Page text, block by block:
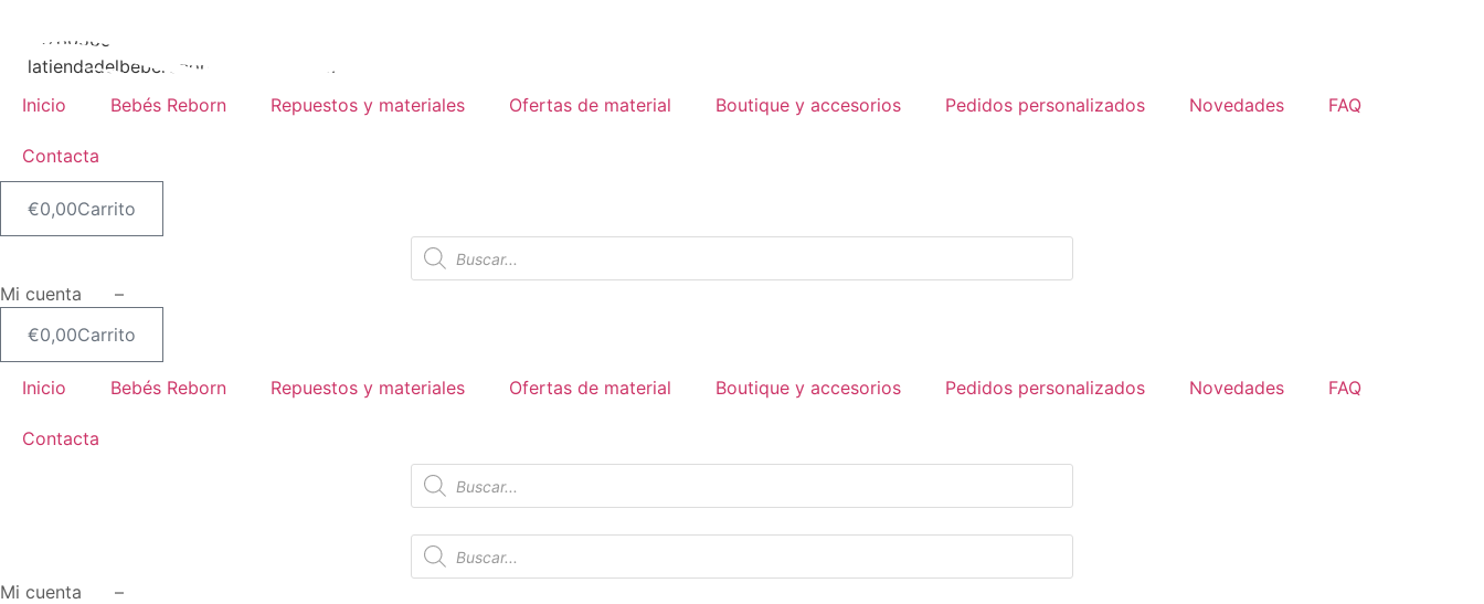
contenido
617805651
latiendadelbebereborn@hotmail.com
Inicio
Bebés Reborn Repuestos y materiales Ofertas de material Boutique y accesorios Pedidos personalizados Novedades FAQ
Contacta
€0,00Carrito
Búsqueda
de
productos
Mi cuenta –
€0,00Carrito
Inicio Bebés Reborn Repuestos y materiales Ofertas de material Boutique y accesorios Pedidos personalizados Novedades FAQ
Contacta
Búsqueda
de
productos
Búsqueda
de
productos
Mi cuenta –